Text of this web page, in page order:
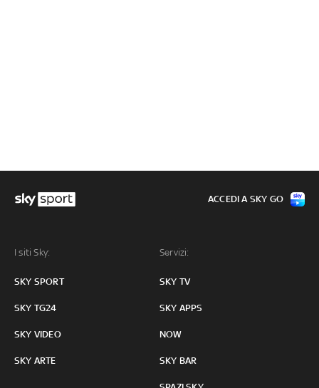
I siti Sky:
SKY SPORT
SKY TG24
SKY VIDEO
SKY ARTE
Servizi:
SKY TV
SKY APPS
NOW
SKY BAR
ACCEDI A SKY GO